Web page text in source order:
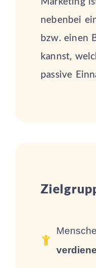
nebenbei
bzw. einen
kannst,
passive